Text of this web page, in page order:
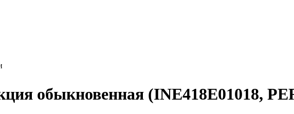
обыкновенная (INE418E01018,